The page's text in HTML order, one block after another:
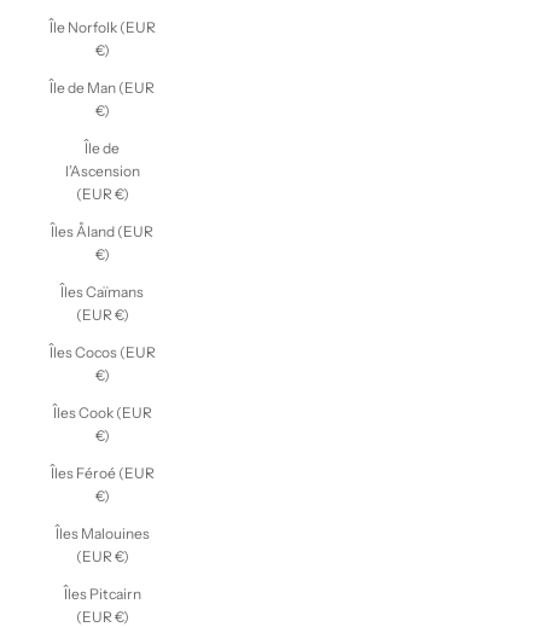
Île Norfolk (EUR
€)
Île de Man (EUR
€)
Île de
l’Ascension
(EUR €)
Îles Åland (EUR
€)
Îles Caïmans
(EUR €)
Îles Cocos (EUR
€)
Îles Cook (EUR
€)
Îles Féroé (EUR
€)
Îles Malouines
(EUR €)
Îles Pitcairn
(EUR €)